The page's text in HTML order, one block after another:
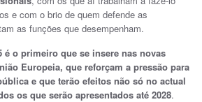
e com o brio de quem defende as
as funções que desempenham.
é o primeiro que se insere nas novas
Europeia, que reforçam a pressão para
e que terão efeitos não só no actual
os que serão apresentados até 2028.